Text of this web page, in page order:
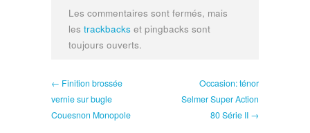
Les commentaires sont fermés, mais
les trackbacks et pingbacks sont
toujours ouverts.
← Finition brossée
vernie sur bugle
Couesnon Monopole
Occasion: ténor
Selmer Super Action
80 Série II →